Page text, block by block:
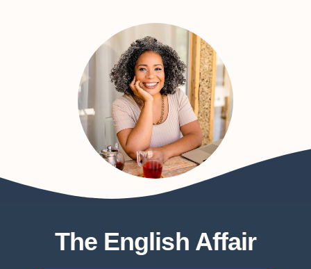
The English Affair